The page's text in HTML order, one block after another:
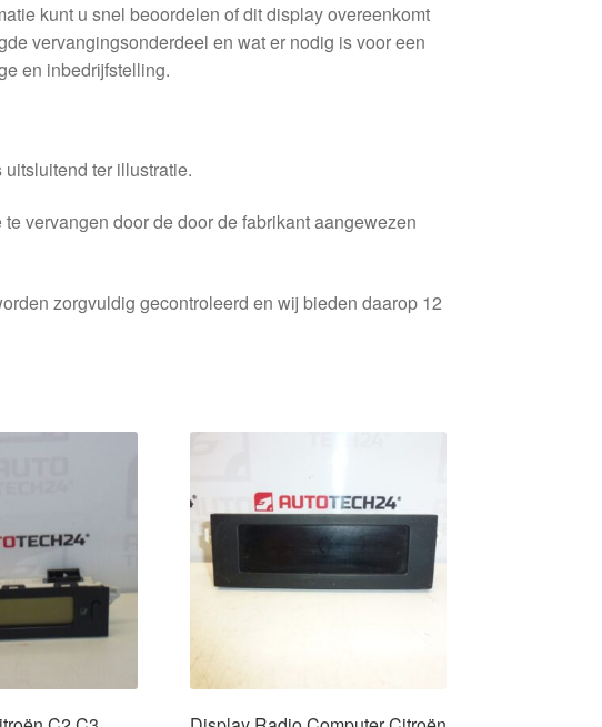
kunt u snel beoordelen of dit display overeenkomt
vervangingsonderdeel en wat er nodig is voor een
en inbedrijfstelling.
ter illustratie.
vervangen door de door de fabrikant aangewezen
zorgvuldig gecontroleerd en wij bieden daarop 12